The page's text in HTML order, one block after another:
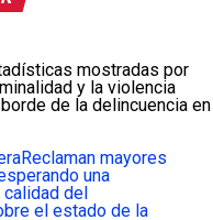
mostradas por
y la violencia
de la delincuencia en
Reclaman mayores
una
calidad del
el estado de la